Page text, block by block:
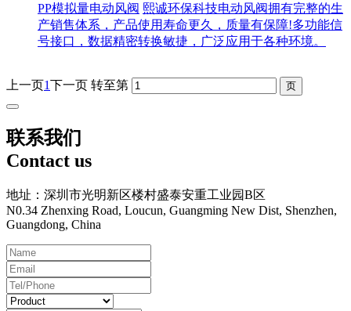
PP模拟量电动风阀 熙诚环保科技电动风阀拥有完整的生
产销售体系，产品使用寿命更久，质量有保障!多功能信
号接口，数据精密转换敏捷，广泛应用于各种环境。
上一页1下一页 转至第
联系我们
Contact us
地址：深圳市光明新区楼村盛泰安重工业园B区
N0.34 Zhenxing Road, Loucun, Guangming New Dist, Shenzhen,
Guangdong, China